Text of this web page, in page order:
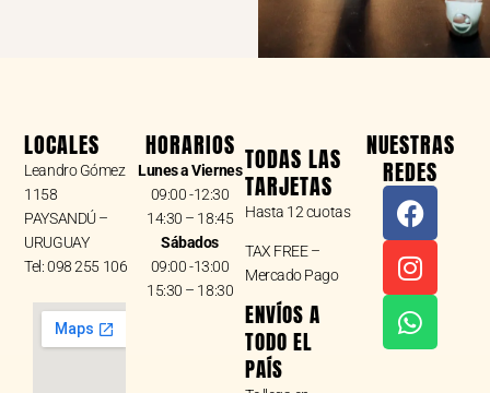
LOCALES
Leandro Gómez
1158
PAYSANDÚ –
URUGUAY
Tel: 098 255 106
HORARIOS
Lunes a Viernes
09:00 -12:30
14:30 – 18:45
Sábados
09:00 -13:00
15:30 – 18:30
TODAS LAS
TARJETAS
Hasta 12 cuotas
TAX FREE –
Mercado Pago
ENVÍOS A
TODO EL
PAÍS
NUESTRAS
REDES
F
a
c
e
b
o
I
n
s
t
a
g
W
h
a
t
s
a